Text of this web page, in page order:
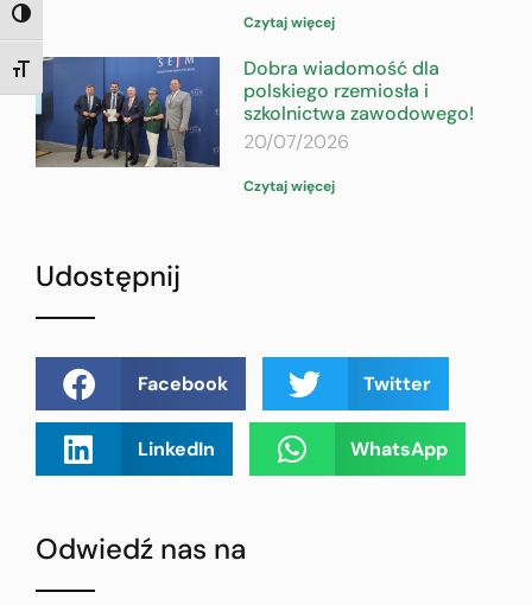
TOGGLE HIGH CONTRAST
TOGGLE FONT SIZE
Czytaj więcej
Dobra wiadomość dla
polskiego rzemiosła i
szkolnictwa zawodowego!
20/07/2026
Czytaj więcej
Udostępnij
Facebook Twitter
LinkedIn WhatsApp
Odwiedź nas na